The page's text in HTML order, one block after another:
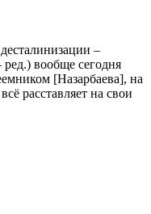
–
ред.) вообще сегодня
[Назарбаева], на
расставляет на свои